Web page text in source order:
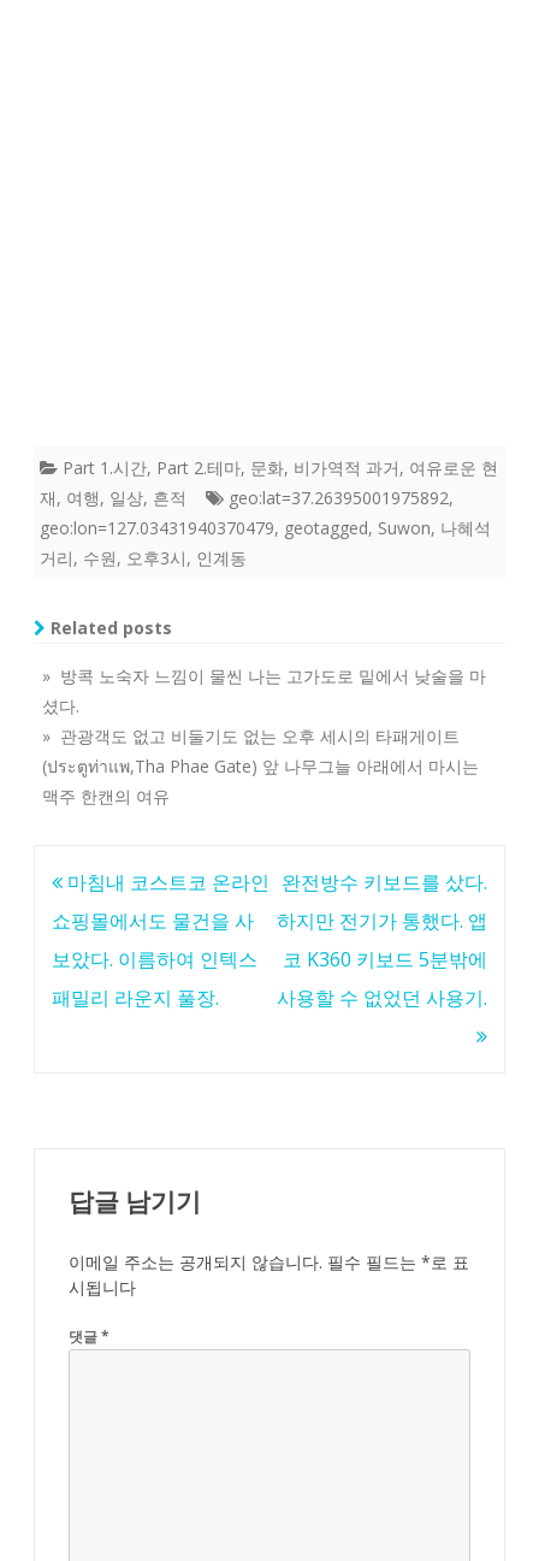
Part 1.시간, Part 2.테마, 문화, 비가역적 과거, 여유로운 현
재, 여행, 일상, 흔적 geo:lat=37.26395001975892,
geo:lon=127.03431940370479, geotagged, Suwon, 나혜석
거리, 수원, 오후3시, 인계동
Related posts
» 방콕 노숙자 느낌이 물씬 나는 고가도로 밑에서 낮술을 마
셨다.
» 관광객도 없고 비둘기도 없는 오후 세시의 타패게이트
(ประตูท่าแพ,Tha Phae Gate) 앞 나무그늘 아래에서 마시는
맥주 한캔의 여유
글
탐
색
마침내 코스트코 온라인
쇼핑몰에서도 물건을 사
보았다. 이름하여 인텍스
패밀리 라운지 풀장.
완전방수 키보드를 샀다.
하지만 전기가 통했다. 앱
코 K360 키보드 5분밖에
사용할 수 없었던 사용기.
답글 남기기
이메일 주소는 공개되지 않습니다. 필수 필드는 *로 표
시됩니다
댓글*